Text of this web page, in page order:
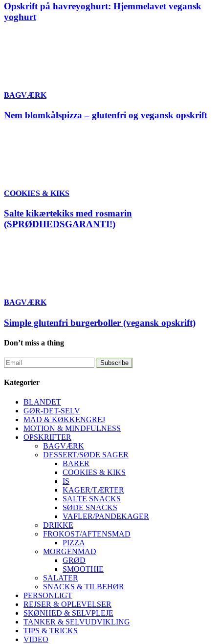
Opskrift på havreyoghurt: Hjemmelavet vegansk
yoghurt
BAGVÆRK
Nem blomkålspizza – glutenfri og vegansk opskrift
COOKIES & KIKS
Salte kikærtekiks med rosmarin
(SPRØDHEDSGARANTI!)
BAGVÆRK
Simple glutenfri burgerboller (vegansk opskrift)
Don’t miss a thing
Kategorier
BLANDET
GØR-DET-SELV
MAD & KØKKENGREJ
MOTION & MINDFULNESS
OPSKRIFTER
BAGVÆRK
DESSERT/SØDE SAGER
BARER
COOKIES & KIKS
IS
KAGER/TÆRTER
SALTE SNACKS
SØDE SNACKS
VAFLER/PANDEKAGER
DRIKKE
FROKOST/AFTENSMAD
PIZZA
MORGENMAD
GRØD
SMOOTHIE
SALATER
SNACKS & TILBEHØR
PERSONLIGT
REJSER & OPLEVELSER
SKØNHED & SELVPLEJE
TANKER & SELVUDVIKLING
TIPS & TRICKS
VIDEO